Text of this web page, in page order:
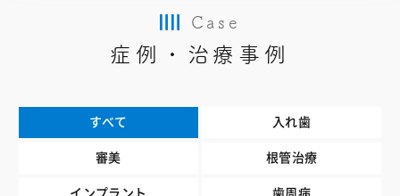
Case
症例・治療事例
すべて 入れ歯
審美 根管治療
インプラント 歯周病